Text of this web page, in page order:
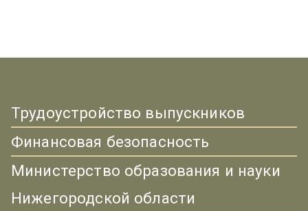
Трудоустройство выпускников
Финансовая безопасность
Министерство образования и науки
Нижегородской области